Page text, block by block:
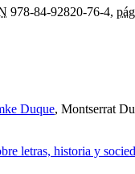
978-84-92820-76-4,
Duque, Montserrat
letras, historia y